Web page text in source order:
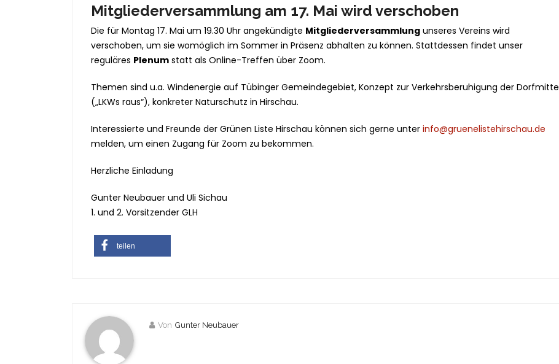
Mitgliederversammlung am 17. Mai wird verschoben
Die für Montag 17. Mai um 19.30 Uhr angekündigte Mitgliederversammlung unseres Vereins wird
verschoben, um sie womöglich im Sommer in Präsenz abhalten zu können. Stattdessen findet unser
reguläres Plenum statt als Online-Treffen über Zoom.
Themen sind u.a. Windenergie auf Tübinger Gemeindegebiet, Konzept zur Verkehrsberuhigung der Dorfmitte
(„LKWs raus“), konkreter Naturschutz in Hirschau.
Interessierte und Freunde der Grünen Liste Hirschau können sich gerne unter info@gruenelistehirschau.de
melden, um einen Zugang für Zoom zu bekommen.
Herzliche Einladung
Gunter Neubauer und Uli Sichau
1. und 2. Vorsitzender GLH
teilen
Von Gunter Neubauer